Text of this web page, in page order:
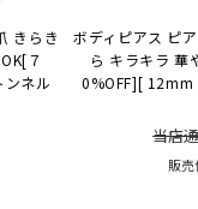
きらき
[７
ネル
ボディピアス ピ
ら キラキラ 華
0%OFF][ 12mm
当店
販